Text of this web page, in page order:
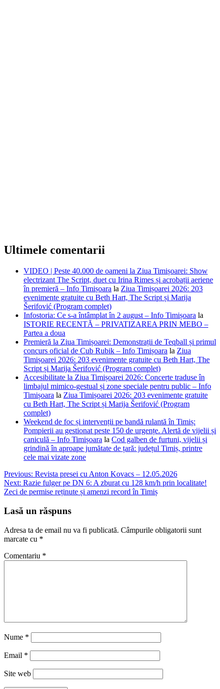
Ultimele comentarii
VIDEO | Peste 40.000 de oameni la Ziua Timișoarei: Show
electrizant The Script, duet cu Irina Rimes și acrobații aeriene
în premieră – Info Timișoara la Ziua Timișoarei 2026: 203
evenimente gratuite cu Beth Hart, The Script și Marija
Šerifović (Program complet)
Infostoria: Ce s-a întâmplat în 2 august – Info Timișoara la
ISTORIE RECENTĂ – PRIVATIZAREA PRIN MEBO –
Partea a doua
Premieră la Ziua Timișoarei: Demonstrații de Teqball și primul
concurs oficial de Cub Rubik – Info Timișoara la Ziua
Timișoarei 2026: 203 evenimente gratuite cu Beth Hart, The
Script și Marija Šerifović (Program complet)
Accesibilitate la Ziua Timișoarei 2026: Concerte traduse în
limbajul mimico-gestual și zone speciale pentru public – Info
Timișoara la Ziua Timișoarei 2026: 203 evenimente gratuite
cu Beth Hart, The Script și Marija Šerifović (Program
complet)
Weekend de foc și intervenții pe bandă rulantă în Timiș:
Pompierii au gestionat peste 150 de urgențe. Alertă de vijelii și
caniculă – Info Timișoara la Cod galben de furtuni, vijelii și
grindină în aproape jumătate de țară: județul Timiș, printre
cele mai vizate zone
Navigare
în
Previous: Revista presei cu Anton Kovacs – 12.05.2026
Next: Razie fulger pe DN 6: A zburat cu 128 km/h prin localitate!
Zeci de permise reținute și amenzi record în Timiș
Lasă un răspuns
Adresa ta de email nu va fi publicată. Câmpurile obligatorii sunt
marcate cu *
Comentariu *
Nume *
Email *
Site web